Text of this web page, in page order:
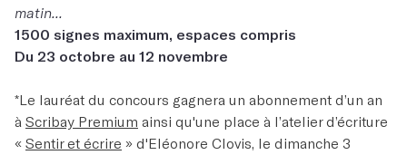
matin...
1500 signes maximum, espaces compris
Du 23 octobre au 12 novembre
*Le lauréat du concours gagnera un abonnement d’un an
à Scribay Premium ainsi qu'une place à l’atelier d’écriture
« Sentir et écrire » d'Eléonore Clovis, le dimanche 3